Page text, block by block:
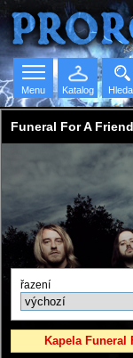
Menu
Funeral For A Friend
řazení
Kapela Funeral
Katalog